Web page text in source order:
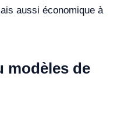
aussi économique à
modèles de